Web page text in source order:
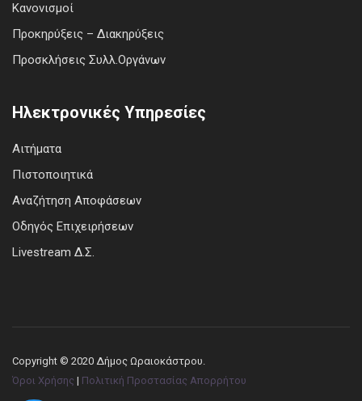
Κανονισμοί
Προκηρύξεις – Διακηρύξεις
Προσκλήσεις Συλλ.Οργάνων
Ηλεκτρονικές Υπηρεσίες
Αιτήματα
Πιστοποιητικά
Αναζήτηση Αποφάσεων
Οδηγός Επιχειρήσεων
Livestream Δ.Σ.
Copyright © 2020 Δήμος Ωραιοκάστρου.
Όροι Χρήσης | Πολιτική Προστασίας Απορρήτου